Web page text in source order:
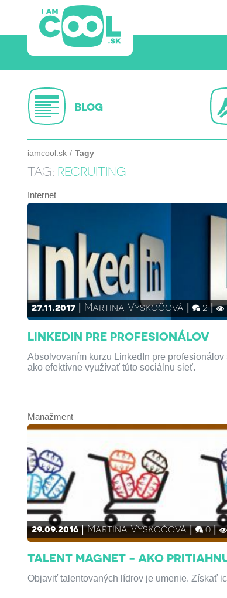
BLOG
iamcool.sk Tagy
TAG: RECRUITING
Internet
27.11.2017 Martina Vyskočová 2
LINKEDIN PRE PROFESIONÁLOV
Absolvovaním kurzu LinkedIn pre
ako efektívne využívať túto sociálnu sieť.
Manažment
29.09.2016 Martina Vyskočová 0
TALENT MAGNET - AKO
Objaviť talentovaných lídrov je umenie. Získať